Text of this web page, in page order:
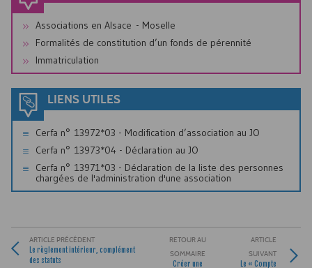
Associations en Alsace - Moselle
Formalités de constitution d’un fonds de pérennité
Immatriculation
LIENS UTILES
Cerfa n° 13972*03 - Modification d’association au JO
Cerfa n° 13973*04 - Déclaration au JO
Cerfa n° 13971*03 - Déclaration de la liste des personnes
chargées de l'administration d'une association
ARTICLE PRÉCÉDENT
Le règlement intérieur, complément
des statuts
RETOUR AU
SOMMAIRE
Créer une
ARTICLE
SUIVANT
Le « Compte